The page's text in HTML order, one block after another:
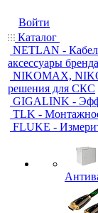
Войти
Каталог
NETLAN -
аксессуары
NIKOMAX,
решения для СКС
GIGALINK -
TLK -
FLUKE -